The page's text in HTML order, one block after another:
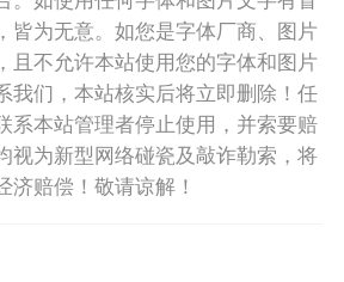
皆为无意。如您是字体厂商、图片
且不允许本站使用您的字体和图片
我们，本站核实后将立即删除！任
系本站管理者停止使用，并索要赔
视为新型网络碰瓷及敲诈勒索，将
赔偿！敬请谅解！